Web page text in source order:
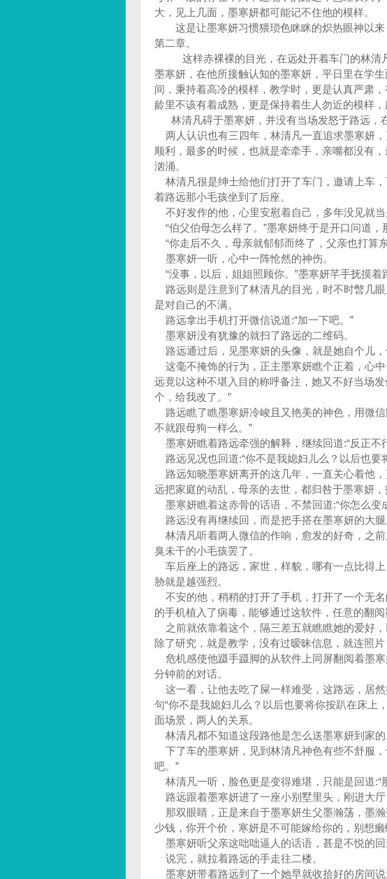
大，见上几面，墨寒妍都可能记不住他的模样。
这是让墨寒妍习惯猥琐色眯眯的炽热眼神以来
第二章。
这样赤裸裸的目光，在远处开着车门的林清凡
墨寒妍，在他所接触认知的墨寒妍，平日里在学
间，秉持着高冷的模样，教学时，更是认真严肃
龄里不该有着成熟，更是保持着生人勿近的模样
林清凡碍于墨寒妍，并没有当场发怒于路远，
两人认识也有三四年，林清凡一直追求墨寒妍
顺利，最多的时候，也就是牵牵手，亲嘴都没有
汹涌。
林清凡很是绅士给他们打开了车门，邀请上车
着路远那小毛孩坐到了后座。
不好发作的他，心里安慰着自己，多年没见就当
“伯父伯母怎么样了。”墨寒妍终于是开口问道，
“你走后不久，母亲就郁郁而终了，父亲也打算
墨寒妍一听，心中一阵怆然的神伤。
“没事，以后，姐姐照顾你。”墨寒妍芊手抚摸着
路远则是注意到了林清凡的目光，时不时暼几
是对自己的不满。
路远拿出手机打开微信说道:“加一下吧。”
墨寒妍没有犹豫的就扫了路远的二维码。
路远通过后，见墨寒妍的头像，就是她自个儿，
这毫不掩饰的行为，正主墨寒妍瞧个正着，心
远竟以这种不堪入目的称呼备注，她又不好当场
个，给我改了。”
路远瞧了瞧墨寒妍冷峻且又艳美的神色，用微信
不就跟母狗一样么。”
墨寒妍瞧着路远牵强的解释，继续回道:“反正不
路远见况也回道:“你不是我媳妇儿么？以后也要
路远知晓墨寒妍离开的这几年，一直关心着他
远把家庭的动乱，母亲的去世，都归咎于墨寒妍，
墨寒妍瞧着这赤骨的话语，不禁回道:“你怎么变
路远没有再继续回，而是把手搭在墨寒妍的大腿
林清凡听着两人微信的作响，愈发的好奇，之
臭未干的小毛孩罢了。
车后座上的路远，家世，样貌，哪有一点比得
胁就是越强烈。
不安的他，稍稍的打开了手机，打开了一个无
的手机植入了病毒，能够通过这软件，任意的翻阅
之前就依靠着这个，隔三差五就瞧瞧她的爱好
除了研究，就是教学，没有过暧昧信息，就连照
危机感使他蹑手蹑脚的从软件上同屏翻阅着墨
分钟前的对话。
这一看，让他去吃了屎一样难受，这路远，居
句“你不是我媳妇儿么？以后也要将你按趴在床上
面场景，两人的关系。
林清凡都不知道这段路他是怎么送墨寒妍到家的
下了车的墨寒妍，见到林清凡神色有些不舒服
吧。”
林清凡一听，脸色更是变得难堪，只能是回道:“
路远跟着墨寒妍进了一座小别墅里头，刚进大厅
那双眼睛，正是来自于墨寒妍生父墨瀚荡，墨
少钱，你开个价，寒妍是不可能嫁给你的，别想癞
墨寒妍听父亲这咄咄逼人的话语，甚是不悦的
说完，就拉着路远的手走往二楼。
墨寒妍带着路远到了一个她早就收拾好的房间